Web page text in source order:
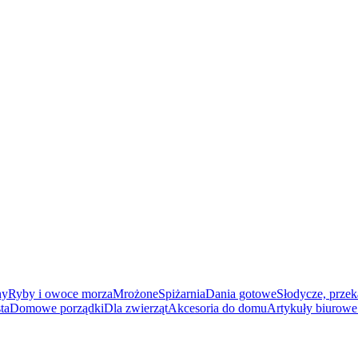
Ryby i owoce morzaMrożoneSpiżarniaDania gotoweSłodycze,
Domowe porządkiDla zwierzątAkcesoria do domuArtykuły